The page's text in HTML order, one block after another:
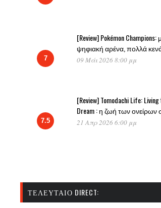
7
[Review] Pokémon Champions:
ψηφιακή αρένα, πολλά
09 Μάι 2026 8:00 μμ
7.5
[Review] Tomodachi Life:
Dream : η ζωή των ονείρων
21 Απρ 2026 6:00 μμ
ΤΕΛΕΥΤΑΊΟ DIRECT: